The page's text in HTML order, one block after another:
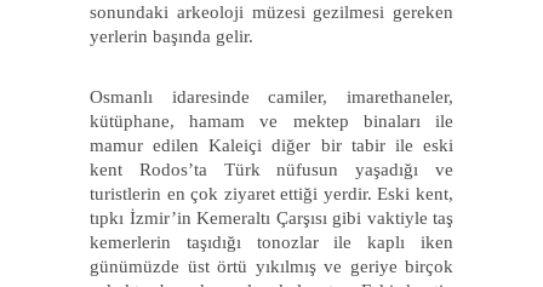
sonundaki arkeoloji müzesi gezilmesi gereken
yerlerin başında gelir.
Osmanlı idaresinde camiler, imarethaneler,
kütüphane, hamam ve mektep binaları ile
mamur edilen Kaleiçi diğer bir tabir ile eski
kent Rodos’ta Türk nüfusun yaşadığı ve
turistlerin en çok ziyaret ettiği yerdir. Eski kent,
tıpkı İzmir’in Kemeraltı Çarşısı gibi vaktiyle taş
kemerlerin taşıdığı tonozlar ile kaplı iken
günümüzde üst örtü yıkılmış ve geriye birçok